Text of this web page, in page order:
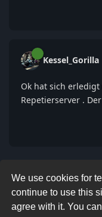
We use cookies for
continue to use this
agree with it. You
Kessel_Gorilla
Ok hat sich
Repetierserver .
Write a